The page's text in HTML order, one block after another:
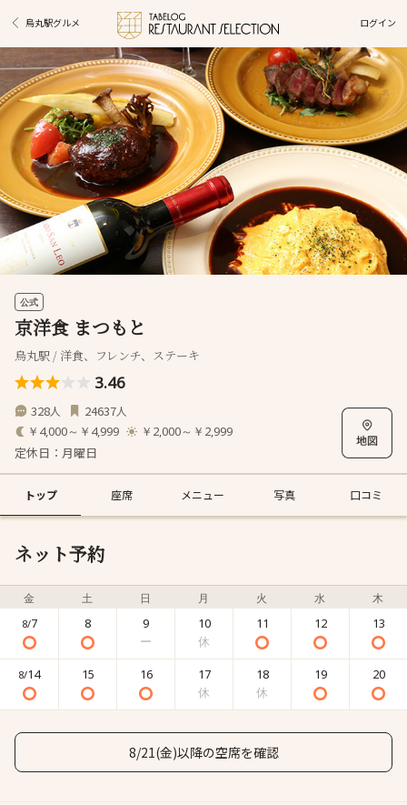
烏丸駅グルメ ログイン
公式
京洋食 まつもと
烏丸駅 / 洋食、フレンチ、ステーキ
3.46
328人 24637人
￥4,000～￥4,999 ￥2,000～￥2,999
定休日：月曜日
トップ 座席 メニュー 写真 口コミ
ネット予約
金 土 日 月 火 水 木
8/7 8 9 10 11 12 13
8/14 15 16 17 18 19 20
8/21(金)以降の空席を確認